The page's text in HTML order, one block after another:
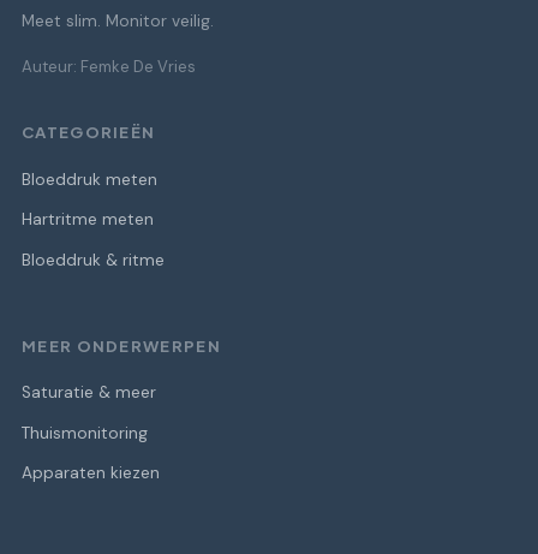
Meet slim. Monitor veilig.
Auteur: Femke De Vries
CATEGORIEËN
Bloeddruk meten
Hartritme meten
Bloeddruk & ritme
MEER ONDERWERPEN
Saturatie & meer
Thuismonitoring
Apparaten kiezen